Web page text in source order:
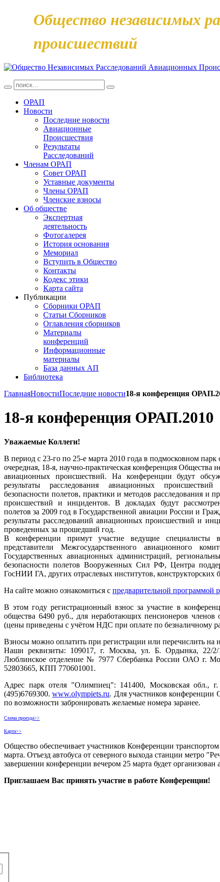
Общество независимых
происшествий
ОРАП
Новости
Последние новости
Авиационные
Происшествия
Результаты
Расследований
Членам ОРАП
Совет ОРАП
Уставные документы
Члены ОРАП
Членские взносы
Об обществе
Экспертная
деятельность
Фотогалерея
История основания
Мемориал
Вступить в Общество
Контакты
Кодекс этики
Карта сайта
Публикации
Сборники ОРАП
Статьи Сборников
Оглавления сборников
Материалы
конференций
Информационные
материалы
База данных АП
Библиотека
ГлавнаяНовостиПоследние новости18-я конференция
18-я конференция ОРАП.2010
Уважаемые Коллеги!
В период с 23-го по 25-е марта 2010 года в подмосковном
очередная, 18-я, научно-практическая конференция Общества
авиационных происшествий. На конференции будут
результаты расследования авиационных
безопасности полетов, практики и методов расследования и
происшествий и инцидентов. В докладах будут
полетов за 2009 год в Государственной авиации России и
результаты расследований авиационных происшествий и
проведенных за прошедший год.
В конференции примут участие ведущие специалисты
представители Межгосударственного авиационного
Государственных авиационных администраций,
безопасности полетов Вооруженных Сил РФ, Центра
ГосНИИ ГА, других отраслевых институтов,
На сайте можно ознакомиться с предварительной программой
В этом году регистрационный взнос за участие в
общества 6490 руб., для неработающих пенсионеров
(цены приведены с учётом НДС при оплате по безналичному
Взносы можно оплатить при регистрации или перечислить на
Наши реквизиты: 109017, г. Москва, ул. Б. Ордынка, 22/
Люблинское отделение № 7977 Сбербанка России ОАО г.
52803665, КПП 770601001.
Адрес парк отеля "Олимпиец": 141400, Московская обл.,
(495)6769300.www.olympiets.ru. Для участников конференции
по возможности забронировать желаемые номера заранее.
Схема проезда>>
Карта>>
Общество обеспечивает участников Конференции
марта. Отъезд автобуса от северного выхода станции метро
завершении конференции вечером 25 марта будет
Приглашаем Вас принять участие в работе Конференции!